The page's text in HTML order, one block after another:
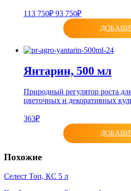
113 750₽ 93 750₽
Янтарин, 500 мл
Природный регулятор роста
цветочных и декоративных
363₽
Похожие
Селест Топ, КС 5 л